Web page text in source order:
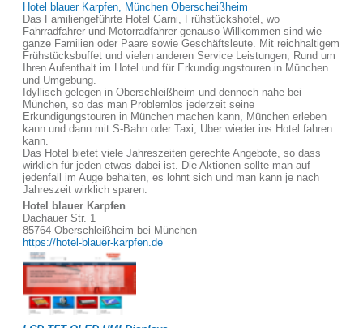
Hotel blauer Karpfen, München Oberscheißheim
Das Familiengeführte Hotel Garni, Frühstückshotel, wo
Fahrradfahrer und Motorradfahrer genauso Willkommen sind wie
ganze Familien oder Paare sowie Geschäftsleute. Mit reichhaltigem
Frühstücksbuffet und vielen anderen Service Leistungen, Rund um
Ihren Aufenthalt im Hotel und für Erkundigungstouren in München
und Umgebung.
Idyllisch gelegen in Oberschleißheim und dennoch nahe bei
München, so das man Problemlos jederzeit seine
Erkundigungstouren in München machen kann, München erleben
kann und dann mit S-Bahn oder Taxi, Uber wieder ins Hotel fahren
kann.
Das Hotel bietet viele Jahreszeiten gerechte Angebote, so dass
wirklich für jeden etwas dabei ist. Die Aktionen sollte man auf
jedenfall im Auge behalten, es lohnt sich und man kann je nach
Jahreszeit wirklich sparen.
Hotel blauer Karpfen
Dachauer Str. 1
85764 Oberschleißheim bei München
https://hotel-blauer-karpfen.de